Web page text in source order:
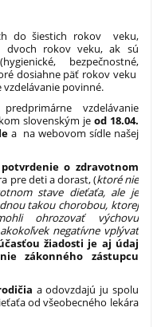
do šiestich rokov veku,
dvoch rokov veku, ak sú
bezpečnostné,
dosiahne päť rokov veku
vzdelávanie povinné.
vzdelávanie
slovenským je od 18.04.
a na webovom sídle našej
o zdravotnom
pre deti a dorast, (ktoré nie
stave dieťaťa, ale je
takou chorobou, ktorej
ohrozovať výchovu
negatívne vplývať
žiadosti je aj údaj
zákonného zástupcu
a odovzdajú ju spolu
od všeobecného lekára